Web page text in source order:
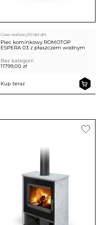
Czas realizacji10 dni dni
Piec kominkowy ROMOTOP
ESPERA 03 z płaszczem wodnym
Bez kategorii
11799,00 zł
Kup teraz